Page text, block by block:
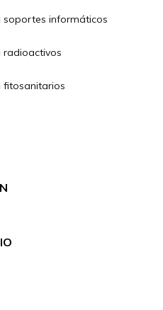
informáticos
fitosanitarios